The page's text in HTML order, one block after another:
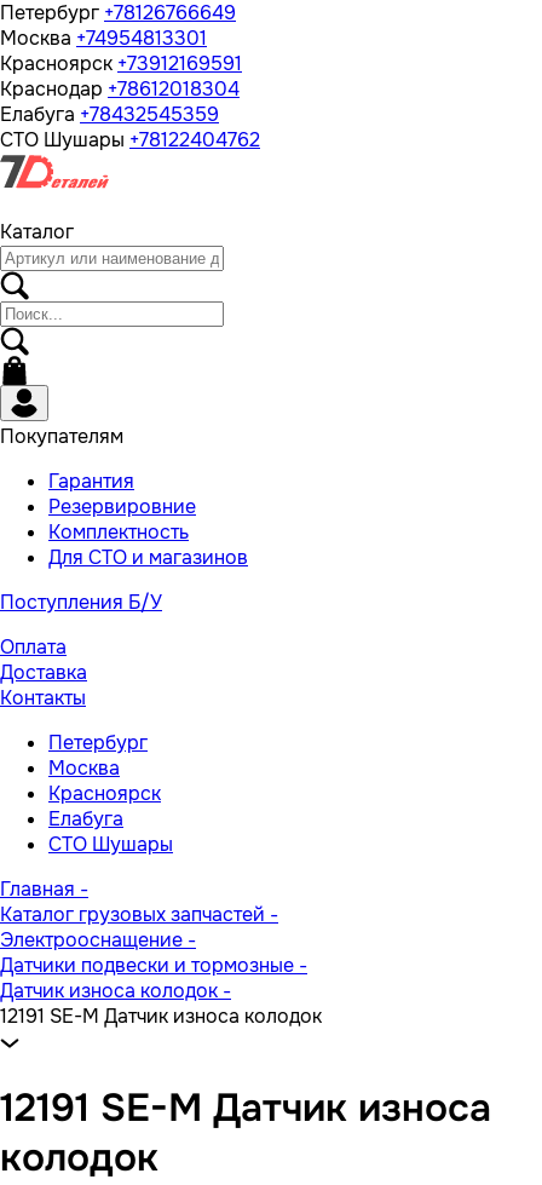
Петербург +78126766649
Москва +74954813301
Красноярск +73912169591
Краснодар +78612018304
Елабуга +78432545359
СТО Шушары +78122404762
Каталог
Покупателям
Гарантия
Резервировние
Комплектность
Для СТО и магазинов
Поступления Б/У
Оплата
Доставка
Контакты
Петербург
Москва
Красноярск
Елабуга
СТО Шушары
Главная -
Каталог грузовых запчастей -
Электрооснащение -
Датчики подвески и тормозные -
Датчик износа колодок -
12191 SE-M Датчик износа колодок
12191 SE-M Датчик износа
колодок